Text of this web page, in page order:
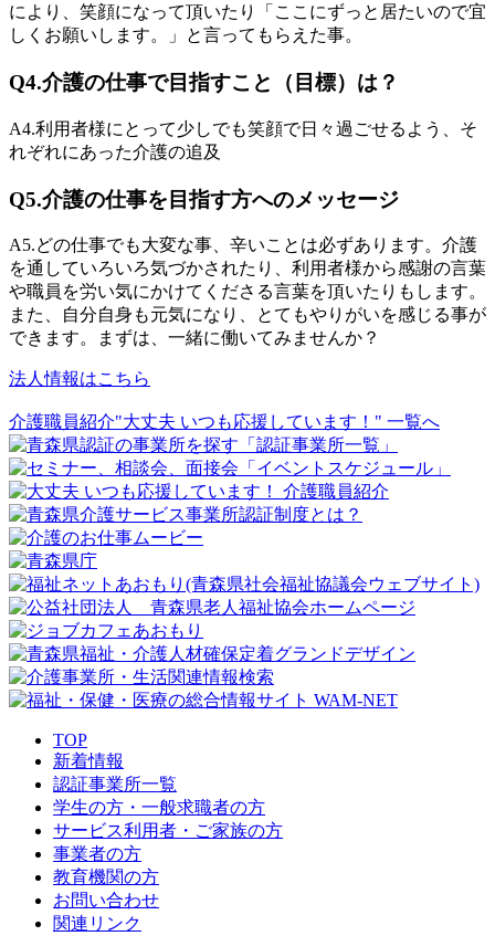
により、笑顔になって頂いたり「ここにずっと居たいので宜
しくお願いします。」と言ってもらえた事。
Q4.介護の仕事で目指すこと（目標）は？
A4.利用者様にとって少しでも笑顔で日々過ごせるよう、そ
れぞれにあった介護の追及
Q5.介護の仕事を目指す方へのメッセージ
A5.どの仕事でも大変な事、辛いことは必ずあります。介護
を通していろいろ気づかされたり、利用者様から感謝の言葉
や職員を労い気にかけてくださる言葉を頂いたりもします。
また、自分自身も元気になり、とてもやりがいを感じる事が
できます。まずは、一緒に働いてみませんか？
法人情報はこちら
介護職員紹介"大丈夫 いつも応援しています！" 一覧へ
TOP
新着情報
認証事業所一覧
学生の方・一般求職者の方
サービス利用者・ご家族の方
事業者の方
教育機関の方
お問い合わせ
関連リンク